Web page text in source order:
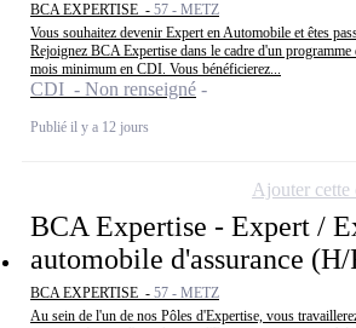
BCA EXPERTISE - 57 - METZ
Vous souhaitez devenir Expert en Automobile et êtes
Rejoignez BCA Expertise dans le cadre d'un
mois minimum en CDI. Vous bénéficierez...
CDI - Non renseigné
Publié il y a 12 jours
BCA Expertise - Expert /
automobile d'assurance (H/
BCA EXPERTISE - 57 - METZ
Au sein de l'un de nos Pôles d'Expertise, vous
Ajouter cette